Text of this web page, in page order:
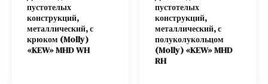
пустотелых
конструкций,
металлический, с
крюком (Molly)
«KEW» MHD WH
пустотелых
конструкций,
металлический, с
полуколукольцом
(Molly) «KEW» MHD
RH